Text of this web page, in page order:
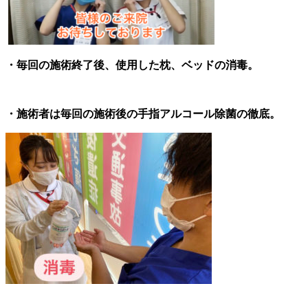
・毎回の施術終了後、使用した枕、ベッドの消毒。
・施術者は毎回の施術後の手指アルコール除菌の徹底。